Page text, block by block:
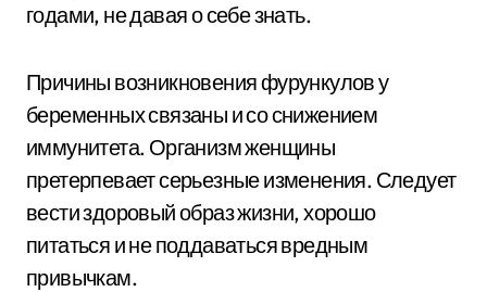
годами, не давая о себе знать.
Причины возникновения фурункулов у
беременных связаны и со снижением
иммунитета. Организм женщины
претерпевает серьезные изменения. Следует
вести здоровый образ жизни, хорошо
питаться и не поддаваться вредным
привычкам.